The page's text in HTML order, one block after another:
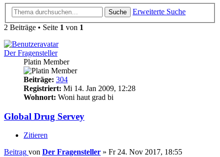
Suche
Erweiterte Suche
2 Beiträge • Seite 1 von 1
Der Fragensteller
Platin Member
Beiträge: 304
Registriert: Mi 14. Jan 2009, 12:28
Wohnort: Woni haut grad bi
Global Drug Servey
Zitieren
Beitrag von Der Fragensteller » Fr 24. Nov 2017, 18:55